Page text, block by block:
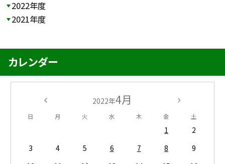
2022年度
2021年度
カレンダー
2022年4月
日 月 火 水 木 金 土
1
2
3
4 5 6 7 8
9